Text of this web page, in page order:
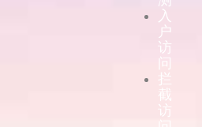
入
户
访
问
拦
截
访